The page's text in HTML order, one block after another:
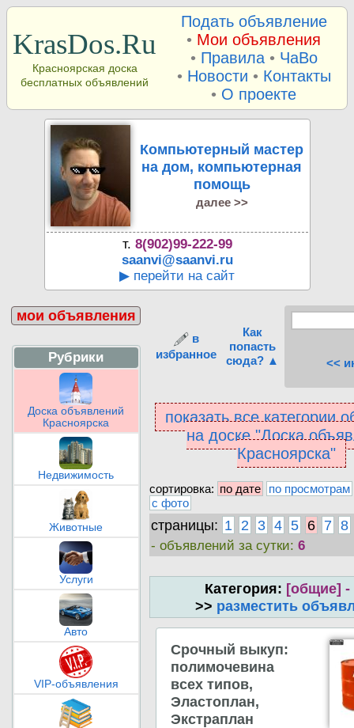
KrasDos.Ru
Красноярская доска
бесплатных объявлений
Подать объявление
• Мои объявления
• Правила• ЧаВо
• Новости • Контакты
• О проекте
Компьютерный мастер
на дом, компьютерная
помощь
далее >>
т. 8(902)99-222-99
saanvi@saanvi.ru
▶ перейти на сайт
мои объявления
Рубрики
Доска объявлений
Красноярска
Недвижимость
Животные
Услуги
Авто
VIP-объявления
в
избранное
Как
попасть
сюда? ▲
<<
показать все категории
на доске "Доска
Красноярска"
сортировка: по дате
по просмотрам
с фото
страницы: 1 2 3 4 5 6 7 8
- объявлений за сутки:6
Категория: [общие] -
>> разместить
Срочный выкуп:
полимочевина
всех типов,
Эластоплан,
Экстраплан